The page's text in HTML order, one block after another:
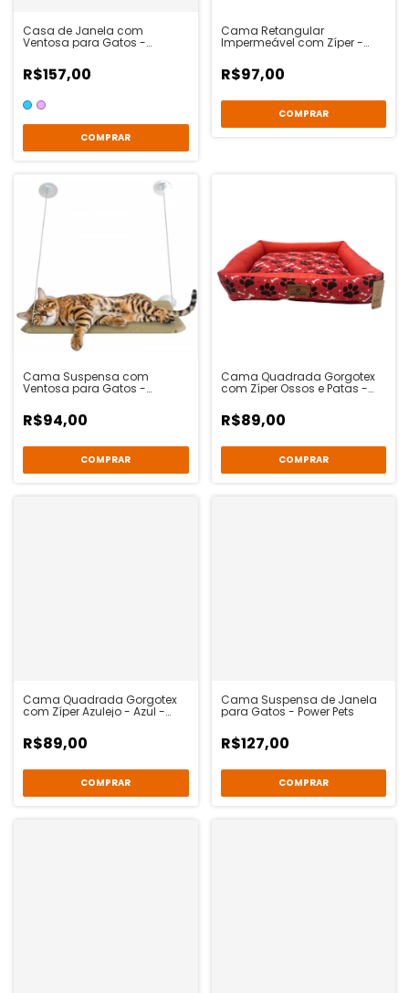
Casa de Janela com
Ventosa para Gatos -
R$157,00
COMPRAR
Cama Retangular
Impermeável com Zíper -
R$97,00
COMPRAR
Cama Suspensa com
Ventosa para Gatos -
R$94,00
Cama Quadrada Gorgotex
com Zíper Ossos e Patas -
R$89,00
COMPRAR
Cama Quadrada Gorgotex
com Zíper Azulejo - Azul -
R$89,00
COMPRAR
Cama Suspensa de Janela
para Gatos - Power Pets
R$127,00
COMPRAR